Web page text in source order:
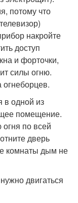
потому что
накройте
доступ
и форточки,
силы огню.
в одной из
помещение.
по всей
дверь
комнаты дым не
двигаться